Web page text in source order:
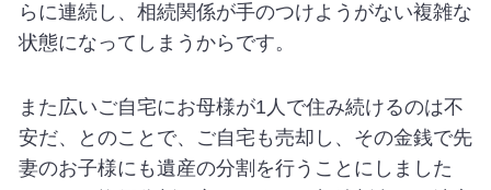
らに連続し、相続関係が手のつけようがない複雑な
状態になってしまうからです。
また広いご自宅にお母様が1人で住み続けるのは不
安だ、とのことで、ご自宅も売却し、その金銭で先
妻のお子様にも遺産の分割を行うことにしました